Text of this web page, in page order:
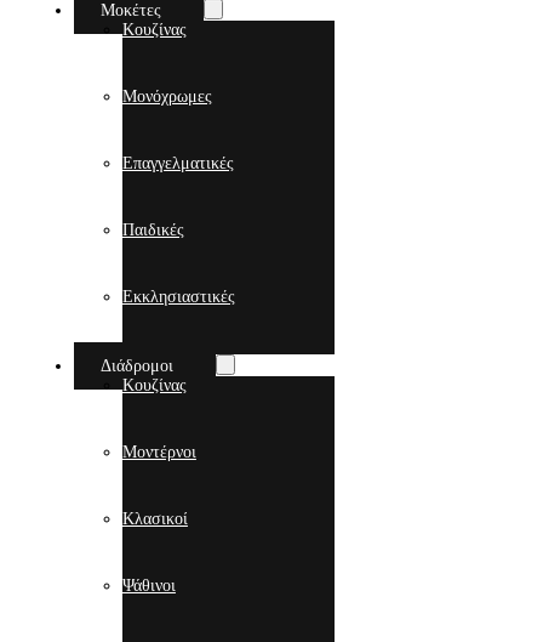
Μοκέτες
Κουζίνας
Μονόχρωμες
Επαγγελματικές
Παιδικές
Εκκλησιαστικές
Διάδρομοι
Κουζίνας
Μοντέρνοι
Κλασικοί
Ψάθινοι